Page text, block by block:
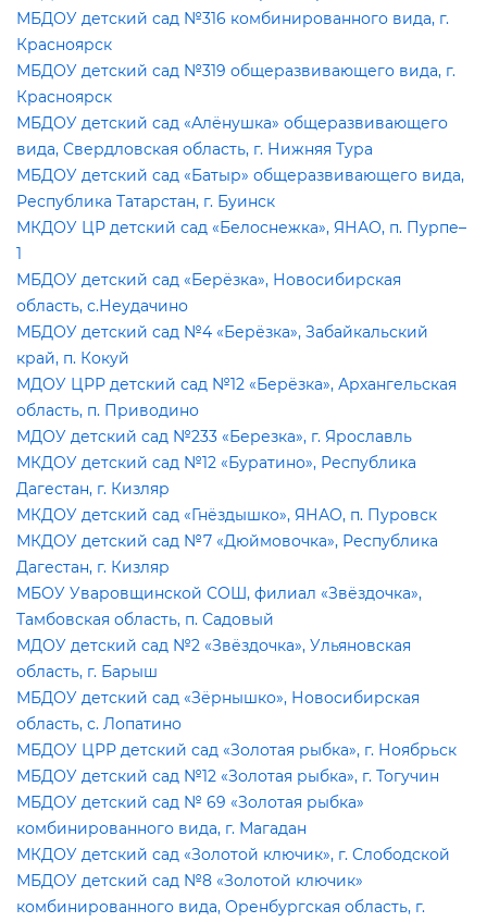
МБДОУ детский сад №316 комбинированного вида, г.
Красноярск
МБДОУ детский сад №319 общеразвивающего вида, г.
Красноярск
МБДОУ детский сад «Алёнушка» общеразвивающего
ида, Свердловская область, г. Нижняя Тура
МБДОУ детский сад «Батыр» общеразвивающего вида,
Республика Татарстан, г. Буинск
МКДОУ ЦР детский сад «Белоснежка», ЯНАО, п. Пурпе–
1
МБДОУ детский сад «Берёзка», Новосибирская
область, с.Неудачино
МБДОУ детский сад №4 «Берёзка», Забайкальский
край, п. Кокуй
МДОУ ЦРР детский сад №12 «Берёзка», Архангельская
область, п. Приводино
МДОУ детский сад №233 «Березка», г. Ярославль
МКДОУ детский сад №12 «Буратино», Республика
Дагестан, г. Кизляр
МКДОУ детский сад «Гнёздышко», ЯНАО, п. Пуровск
МКДОУ детский сад №7 «Дюймовочка», Республика
Дагестан, г. Кизляр
МБОУ Уваровщинской СОШ, филиал «Звёздочка»,
Тамбовская область, п. Садовый
МДОУ детский сад №2 «Звёздочка», Ульяновская
область, г. Барыш
МБДОУ детский сад «Зёрнышко», Новосибирская
область, с. Лопатино
МБДОУ ЦРР детский сад «Золотая рыбка», г. Ноябрьск
МБДОУ детский сад №12 «Золотая рыбка», г. Тогучин
МБДОУ детский сад № 69 «Золотая рыбка»
комбинированного вида, г. Магадан
МКДОУ детский сад «Золотой ключик», г. Слободской
МБДОУ детский сад №8 «Золотой ключик»
комбинированного вида, Оренбургская область, г.